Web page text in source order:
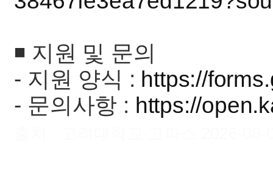
◾️ 지원 및 문의
- 지원 양식 : https://
- 문의사항 : https://